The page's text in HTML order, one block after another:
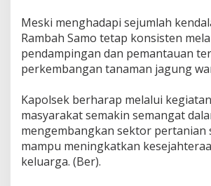
‎Meski menghadapi sejumlah
Rambah Samo tetap konsisten
pendampingan dan pemantauan
perkembangan tanaman jagung
‎Kapolsek berharap melalui
masyarakat semakin semangat
mengembangkan sektor pertanian
mampu meningkatkan
keluarga. (Ber).